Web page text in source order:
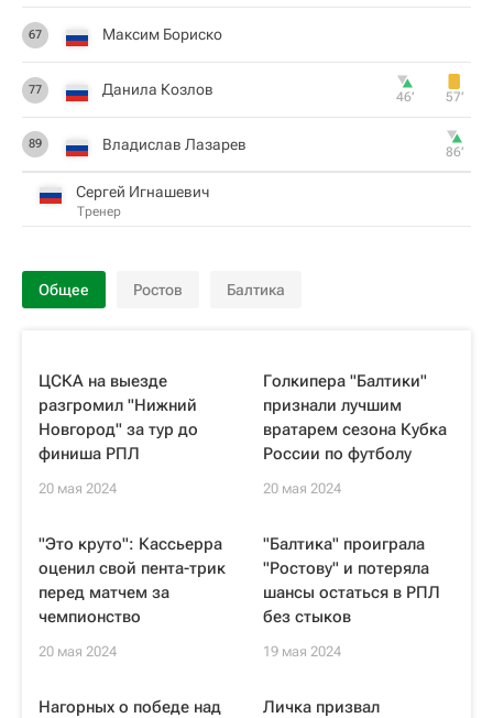
67 Максим Бориско
77 Данила Козлов 46‎’‎ 57‎’‎
89 Владислав Лазарев 86‎’‎
Сергей Игнашевич
Тренер
Общее Ростов Балтика
ЦСКА на выезде
разгромил "Нижний
Новгород" за тур до
финиша РПЛ
20 мая 2024
Голкипера "Балтики"
признали лучшим
вратарем сезона Кубка
России по футболу
20 мая 2024
"Это круто": Кассьерра
оценил свой пента-трик
перед матчем за
чемпионство
20 мая 2024
"Балтика" проиграла
"Ростову" и потеряла
шансы остаться в РПЛ
без стыков
19 мая 2024
Нагорных о победе над
Личка призвал